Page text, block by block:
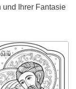
und Ihrer Fantasie